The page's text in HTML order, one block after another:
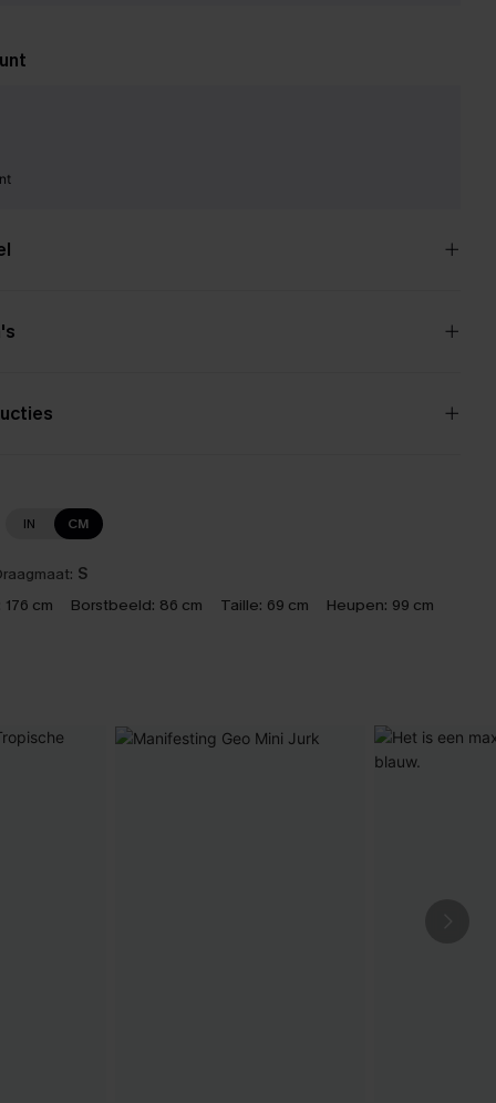
IN CM
S
176 cm Borstbeeld: 86 cm Taille: 69 cm Heupen: 99 cm